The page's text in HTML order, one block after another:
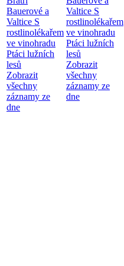
Bauerové a
Valtice S
rostlinolékařem
ve vinohradu
Ptáci lužních
lesů
Zobrazit
všechny
záznamy ze
dne
Valtice S
rostlinolékařem
ve vinohradu
Ptáci lužních
lesů
Zobrazit
všechny
záznamy ze
dne